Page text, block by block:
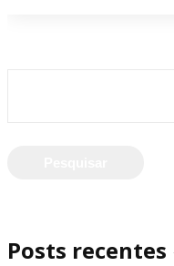
Posts recentes